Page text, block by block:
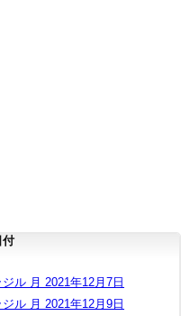
付
ジル 月 2021年12月7日
ジル 月 2021年12月9日